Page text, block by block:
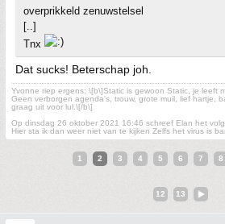
overprikkeld zenuwstelsel
[..]
Tnx
Dat sucks! Beterschap joh.
Yvonne riep ergens: \[b\]Static is gewoon Static, je leeft
Geen verborgen agenda's, trouw, grote muil, lief hartje,
graag uit voor lul.\[/b\]
Op dinsdag 26 oktober 2021 16:46 schreef Elan het
Hier sta ik dan weer niet van te kijken Zelfs het virus is
1 2 3 4 5 6 7 8
12 13